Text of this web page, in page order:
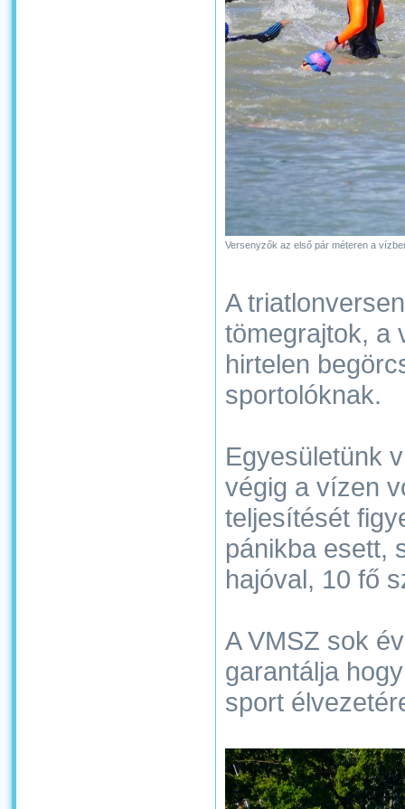
Versenyzők az első pár méteren a
A
tömegrajtok, a
hirtelen
sportolóknak.
Egyesületünk
végig a vízen
teljesítését
pánikba esett,
hajóval, 10 fő
A VMSZ sok
garantálja
sport